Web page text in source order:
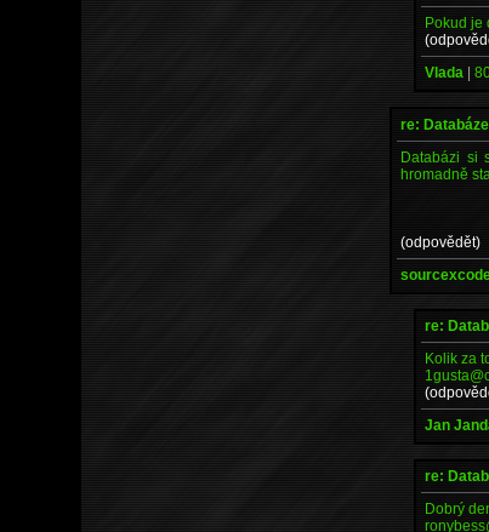
Pokud je
Vlada |
re:
Databázi si
hromadně
(odpovědět)
re:
Kolik za
Jan
re:
Dobrý